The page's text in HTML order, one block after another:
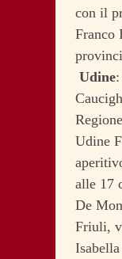
con il
Franco
Udine
Udine
alle 17
De
Friuli,